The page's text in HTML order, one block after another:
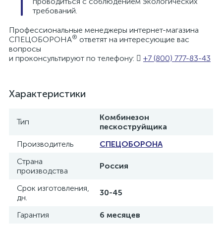
требований.
Профессиональные менеджеры интернет-магазина
СПЕЦОБОРОНА® ответят на интересующие вас
вопросы
и проконсультируют по телефону:
+7 (800) 777-83-43
Характеристики
Тип
Комбинезон
пескоструйщика
Производитель
СПЕЦОБОРОНА
Страна
производства
Россия
Срок изготовления,
дн.
30-45
Гарантия
6 месяцев